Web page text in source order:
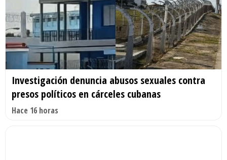
Investigación denuncia abusos sexuales contra
presos políticos en cárceles cubanas
Hace 16 horas